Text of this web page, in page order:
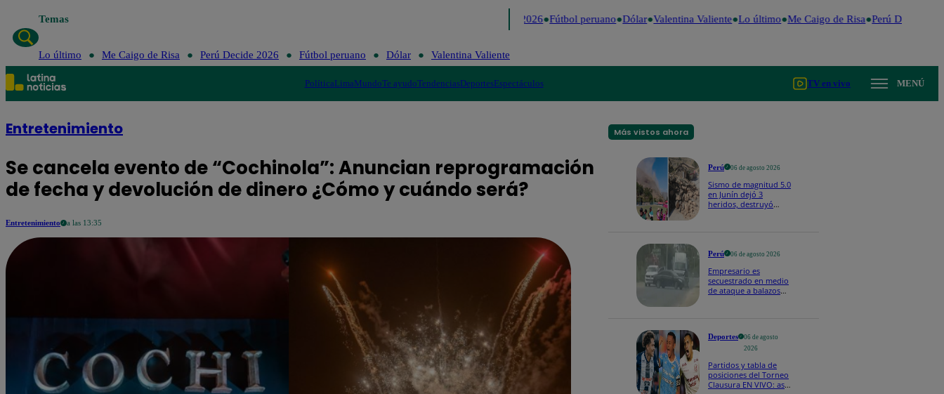
Temas Perú Decide 2026 Fútbol peruano Dólar Valentina Valiente Lo último Me Caigo de Risa Perú Decide 2026
Lo último Me Caigo de Risa Perú Decide 2026 Fútbol peruano Dólar Valentina Valiente
PolíticaLimaMundoTe ayudoTendenciasDeportesEspectáculos TV en vivo MENÚ
Entretenimiento
Se cancela evento de “Cochinola”: Anuncian reprogramación
de fecha y devolución de dinero ¿Cómo y cuándo será?
Entretenimiento a las 13:35
Más vistos ahora
Perú 06 de agosto 2026
Sismo de magnitud 5.0
en Junín dejó 3
heridos, destruyó
Perú 06 de agosto 2026
Empresario es
secuestrado en medio
de ataque a balazos
Deportes
06 de agosto
2026
Partidos y tabla de
posiciones del Torneo
Clausura EN VIVO: así